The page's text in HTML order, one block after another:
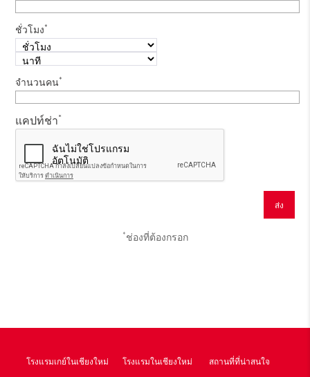
ชั่วโมง*
จำนวนคน*
แคปท์ช่า*
*ช่องที่ต้องกรอก
โรงแรมเกย์ในเชียงใหม่ โรงแรมในเชียงใหม่ สถานที่ที่น่าสนใจ